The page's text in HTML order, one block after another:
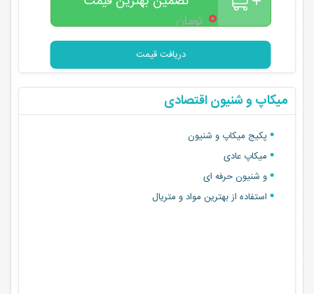
۰تومان
دریافت قیمت
میکاپ و شنیون اقتصادی
پکیج میکاپ و شنیون
میکاپ عادی
و شنیون حرفه ای
استفاده از بهترین مواد و متریال